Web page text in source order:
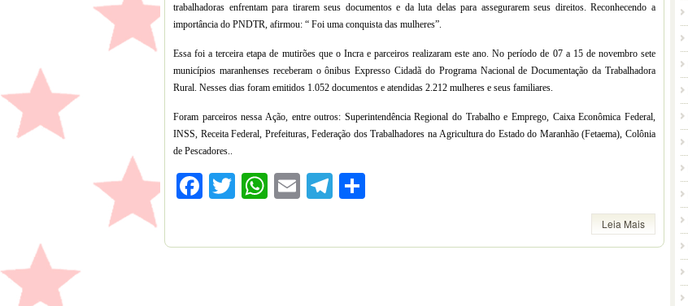
trabalhadoras enfrentam para tirarem seus documentos e da luta delas para assegurarem seus direitos. Reconhecendo a
importância do PNDTR, afirmou: “ Foi uma conquista das mulheres”.
Essa foi a terceira etapa de mutirões que o Incra e parceiros realizaram este ano. No período de 07 a 15 de novembro sete
municípios maranhenses receberam o ônibus Expresso Cidadã do Programa Nacional de Documentação da Trabalhadora
Rural. Nesses dias foram emitidos 1.052 documentos e atendidas 2.212 mulheres e seus familiares.
Foram parceiros nessa Ação, entre outros: Superintendência Regional do Trabalho e Emprego, Caixa Econômica Federal,
INSS, Receita Federal, Prefeituras, Federação dos Trabalhadores na Agricultura do Estado do Maranhão (Fetaema), Colônia
de Pescadores..
Facebook
Twitter
WhatsApp
EmailTelegram
Leia Mais